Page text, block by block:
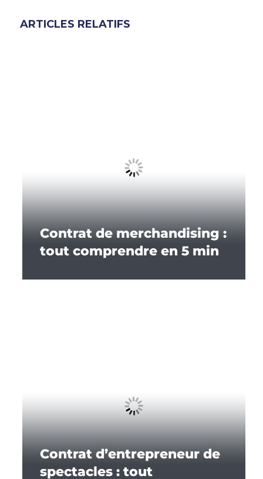
ARTICLES RELATIFS
Contrat de merchandising :
tout comprendre en 5 min
Contrat d’entrepreneur de
spectacles : tout